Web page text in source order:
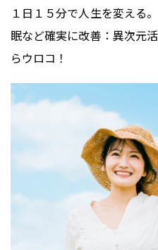
１日１５分で人生を変える
眠など確実に改善：異次元
らウロコ！